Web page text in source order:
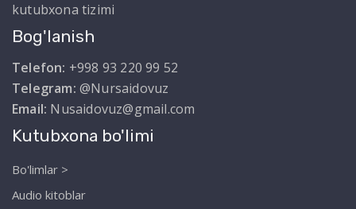
kutubxona tizimi
Bog'lanish
Telefon: +998 93 220 99 52
Telegram: @Nursaidovuz
Email: Nusaidovuz@gmail.com
Kutubxona bo'limi
Bo'limlar >
Audio kitoblar